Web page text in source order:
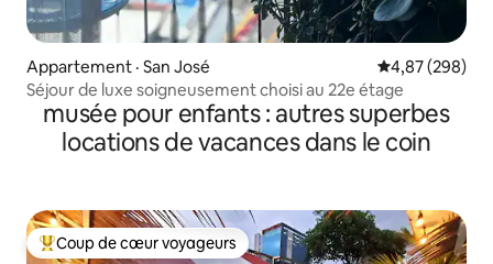
Appartement · San José Note
4,87 (298)
Séjour de luxe soigneusement choisi au 22e étage
musée pour enfants : autres superbes
locations de vacances dans le coin
Coup de cœur voyageurs parmi les plus aimés
Coup de cœur voyageurs